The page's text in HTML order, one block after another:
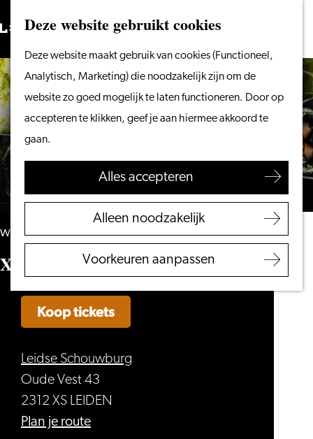
Deze website gebruikt cookies
Deze website maakt gebruik van cookies (Functioneel,
Analytisch, Marketing) die noodzakelijk zijn om de
website zo goed mogelijk te laten functioneren. Door op
accepteren te klikken, geef je aan hiermee akkoord te
gaan.
Alles accepteren
Alleen noodzakelijk
Voorkeuren aanpassen
Ga
naar
de
homepage
Menu
ZoekenVanaf het water
wandelen
Winkelen
Eten & drinken
Met kinderen
VVV Leiden
Bereikbaarheid
Regio Leiden
Zoeken
woensdag 19 mei 2027
Xclusiv Company – Nature’s Call
Leidse Schouwburg
Oude Vest 43
2312 XS LEIDEN
Plan je routenaar
Koop tickets